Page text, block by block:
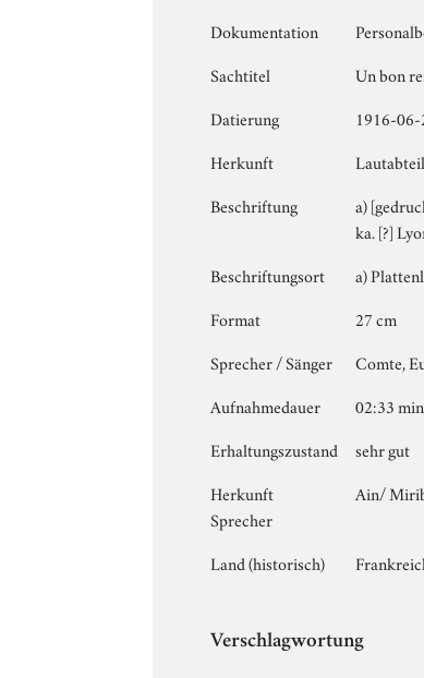
Dokumentation
Sachtitel
Un bon
Datierung
1916-06-
Herkunft
Beschriftung
a)
ka. [?]
Beschriftungsort
a)
Format
27 cm
Sprecher / Sänger
Comte,
Aufnahmedauer
02:33
Erhaltungszustand
sehr gut
Herkunft
Sprecher
Ain/
Land (historisch)
Verschlagwortung